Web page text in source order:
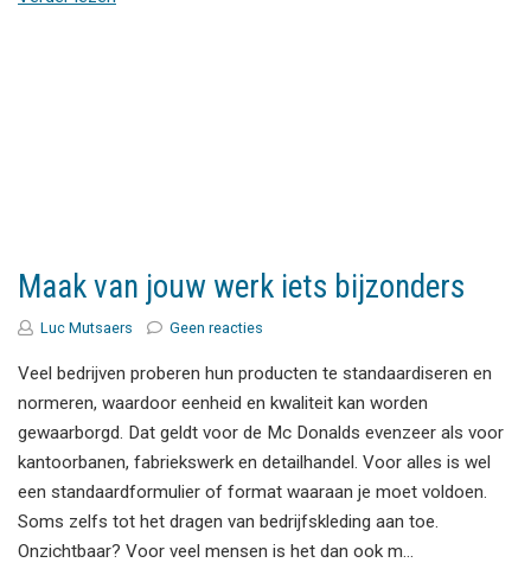
Maak van jouw werk iets bijzonders
Luc Mutsaers Geen reacties
Veel bedrijven proberen hun producten te standaardiseren en
normeren, waardoor eenheid en kwaliteit kan worden
gewaarborgd. Dat geldt voor de Mc Donalds evenzeer als voor
kantoorbanen, fabriekswerk en detailhandel. Voor alles is wel
een standaardformulier of format waaraan je moet voldoen.
Soms zelfs tot het dragen van bedrijfskleding aan toe.
Onzichtbaar? Voor veel mensen is het dan ook m…